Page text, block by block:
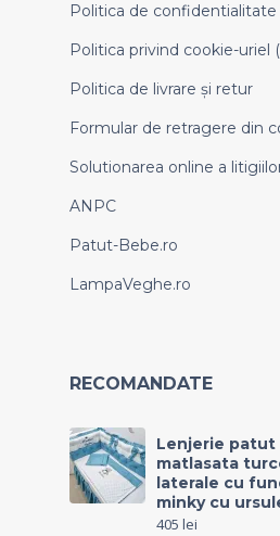
Politica de confidentialitate
Politica privind cookie-uriel
Politica de livrare și retur
Formular de retragere din
Solutionarea online a
ANPC
Patut-Bebe.ro
LampaVeghe.ro
RECOMANDATE
Lenjerie patut
matlasata
laterale cu
minky cu
405 lei